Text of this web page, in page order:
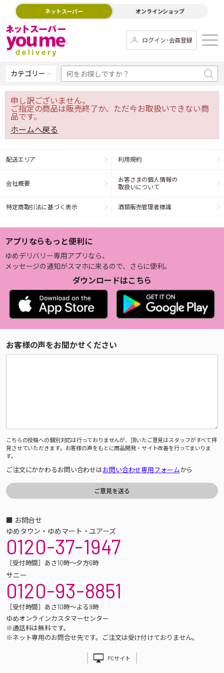
ネットスーパー オンラインショップ
ログイン･会員登録
カテゴリー
申し訳ございません。
ご指定の商品は販売終了か、ただ今お取扱いできない商
品です。
ホームへ戻る
配送エリア 利用規約
会社概要
お客さまの個人情報の
取扱いについて
特定商取引法に基づく表示 酒類販売管理者標識
アプリならもっと便利に
ゆめデリバリー専用アプリなら、
メッセージの通知がスマホに来るので、さらに便利。
ダウンロードはこちら
お客様の声をお聞かせください
こちらの投稿への個別対応は行っておりませんが、頂いたご意見はスタッフがすべて拝
見させていただきます。お客様の声をもとに商品開発・サイト改善を行ってまいりま
す。
ご注文にかかわるお問い合わせはお問い合わせ専用フォームから
■ お問合せ
ゆめタウン・ゆめマート・ユアーズ
0120-37-1947
［受付時間］あさ10時～夕方6時
サニー
0120-93-8851
［受付時間］あさ10時～よる9時
ゆめオンラインカスタマーセンター
※通話料は無料です。
※ネット専用のお問合せ先です。ご注文は受け付けておりません。
PCサイト